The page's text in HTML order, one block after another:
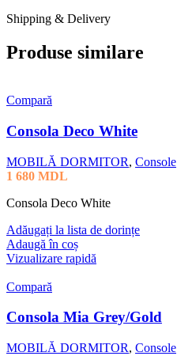
Shipping & Delivery
Produse similare
Compară
Consola Deco White
MOBILĂ DORMITOR, Console
1 680 MDL
Consola Deco White
Adăugați la lista de dorințe
Adaugă în coș
Vizualizare rapidă
Compară
Consola Mia Grey/Gold
MOBILĂ DORMITOR, Console